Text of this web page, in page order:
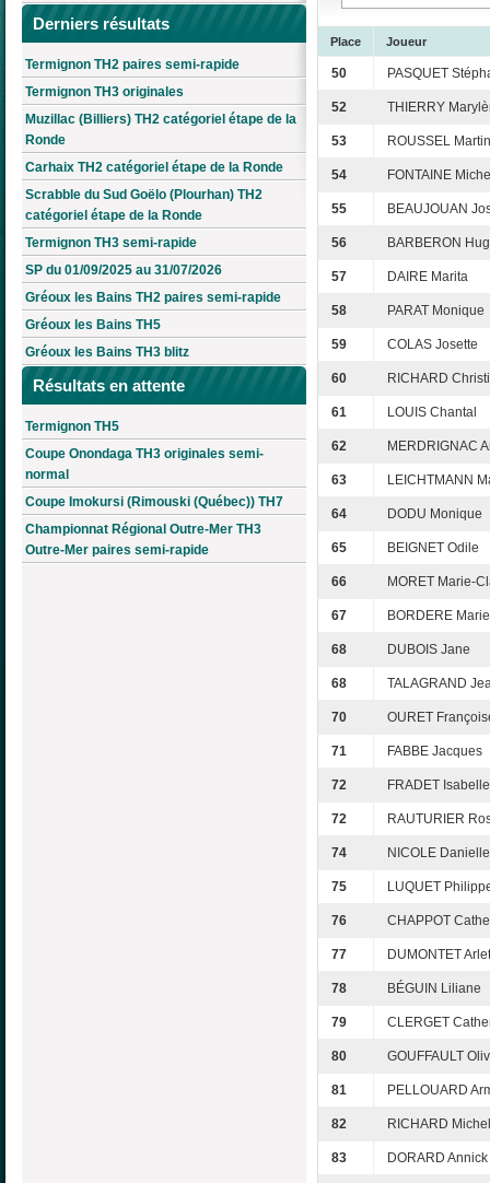
Derniers résultats
Termignon TH2 paires semi-rapide
Termignon TH3 originales
Muzillac (Billiers) TH2 catégoriel étape de la
Ronde
Carhaix TH2 catégoriel étape de la Ronde
Scrabble du Sud Goëlo (Plourhan) TH2
catégoriel étape de la Ronde
Termignon TH3 semi-rapide
SP du 01/09/2025 au 31/07/2026
Gréoux les Bains TH2 paires semi-rapide
Gréoux les Bains TH5
Gréoux les Bains TH3 blitz
Résultats en attente
Termignon TH5
Coupe Onondaga TH3 originales semi-
normal
Coupe Imokursi (Rimouski (Québec)) TH7
Championnat Régional Outre-Mer TH3
Outre-Mer paires semi-rapide
Place Joueur
50 PASQUET
52 THIERRY
53 ROUSSEL
54 FONTAINE
55 BEAUJOUAN
56 BARBERON
57 DAIRE Marita
58 PARAT Monique
59 COLAS Josette
60 RICHARD
61 LOUIS Chantal
62 MERDRIGNAC
63 LEICHTMANN
64 DODU Monique
65 BEIGNET Odile
66 MORET Marie-
67 BORDERE
68 DUBOIS Jane
68 TALAGRAND
70 OURET
71 FABBE Jacques
72 FRADET Isabelle
72 RAUTURIER
74 NICOLE Danielle
75 LUQUET
76 CHAPPOT
77 DUMONTET
78 BÉGUIN Liliane
79 CLERGET
80 GOUFFAULT
81 PELLOUARD
82 RICHARD
83 DORARD Annick